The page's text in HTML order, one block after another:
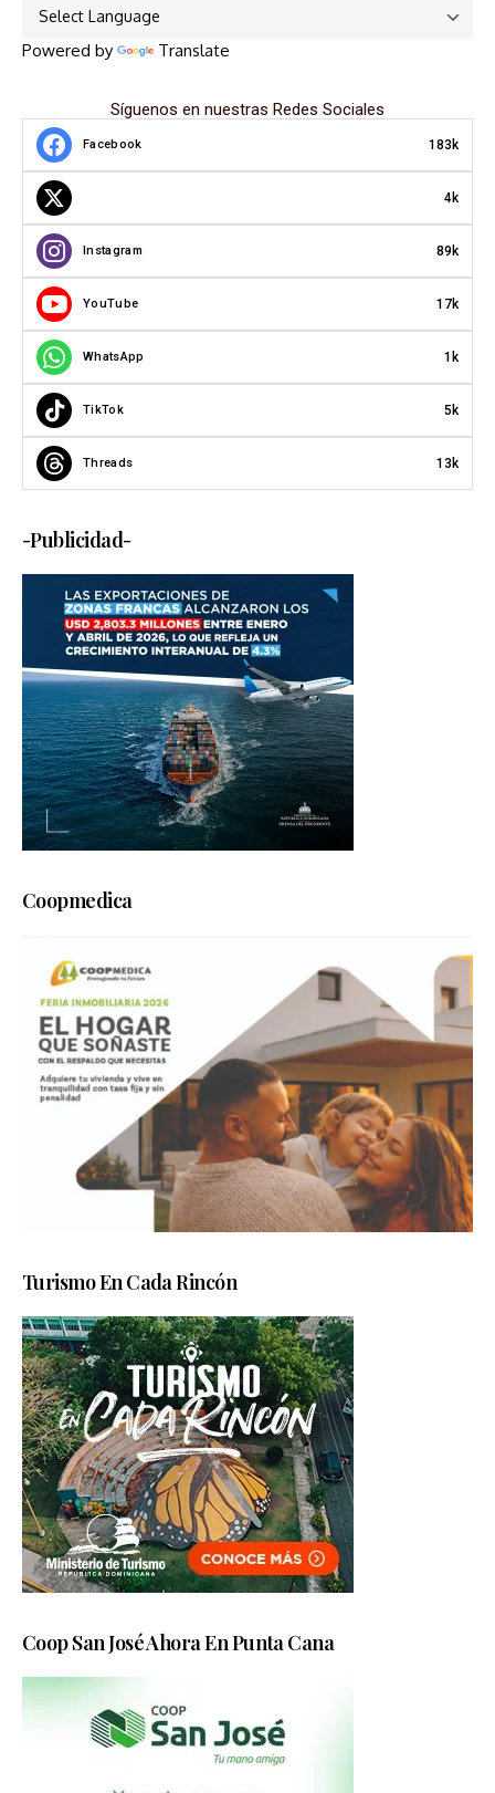
Powered by Translate
Síguenos en nuestras Redes Sociales
Facebook 183k
4k
Instagram 89k
YouTube 17k
WhatsApp 1k
TikTok 5k
Threads 13k
-Publicidad-
Coopmedica
Turismo En Cada Rincón
Coop San José Ahora En Punta Cana